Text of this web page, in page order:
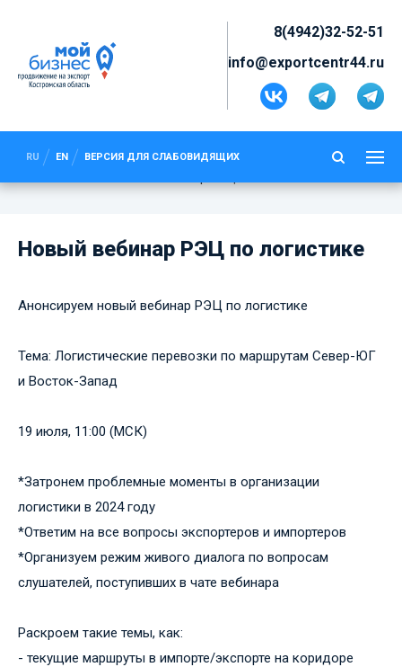
8(4942)32-52-51
info@exportcentr44.ru
RU EN ВЕРСИЯ ДЛЯ СЛАБОВИДЯЩИХ
ЛОГИСТИКЕ
Новый вебинар РЭЦ по логистике
Анонсируем новый вебинар РЭЦ по логистике
Тема: Логистические перевозки по маршрутам Север-ЮГ
и Восток-Запад
19 июля, 11:00 (МСК)
*Затронем проблемные моменты в организации
логистики в 2024 году
*Ответим на все вопросы экспортеров и импортеров
*Организуем режим живого диалога по вопросам
слушателей, поступивших в чате вебинара
Раскроем такие темы, как:
- текущие маршруты в импорте/экспорте на коридоре